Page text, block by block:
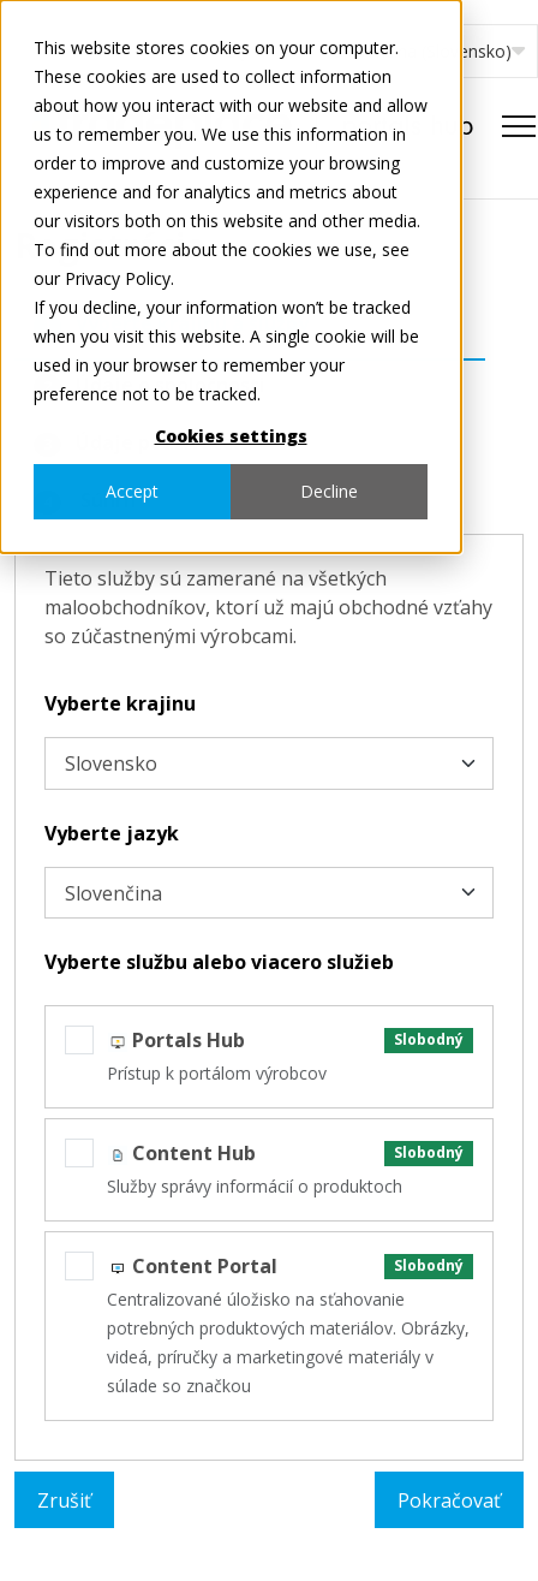
This website stores cookies on your computer.
These cookies are used to collect information
about how you interact with our website and allow
us to remember you. We use this information in
order to improve and customize your browsing
experience and for analytics and metrics about
our visitors both on this website and other media.
To find out more about the cookies we use, see
our Privacy Policy.
If you decline, your information won’t be tracked
when you visit this website. A single cookie will be
used in your browser to remember your
preference not to be tracked.
Cookies settings
Accept Decline
Slovenčina (Slovensko)
Registrácia
1 Vyberte krajinu a služby
2 Údaje o spoločnosti
Údaje používateľa
Súhrn
Tieto služby sú zamerané na všetkých
maloobchodníkov, ktorí už majú obchodné vzťahy
so zúčastnenými výrobcami.
Vyberte krajinu
Vyberte jazyk
Vyberte službu alebo viacero služieb
Portals Hub Slobodný
Prístup k portálom výrobcov
Content Hub Slobodný
Služby správy informácií o produktoch
Content Portal Slobodný
Centralizované úložisko na sťahovanie
potrebných produktových materiálov. Obrázky,
videá, príručky a marketingové materiály v
súlade so značkou
Zrušiť Pokračovať